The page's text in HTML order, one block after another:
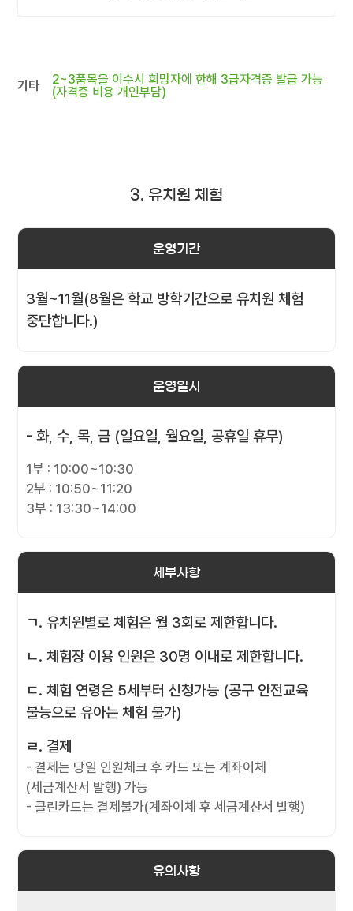
기타
2~3품목을 이수시 희망자에 한해 3급자격증 발급 가능
(자격증 비용 개인부담)
3. 유치원 체험
운영기간
3월~11월(8월은 학교 방학기간으로 유치원 체험
중단합니다.)
운영일시
- 화, 수, 목, 금 (일요일, 월요일, 공휴일 휴무)
1부 : 10:00~10:30
2부 : 10:50~11:20
3부 : 13:30~14:00
세부사항
ㄱ. 유치원별로 체험은 월 3회로 제한합니다.
ㄴ. 체험장 이용 인원은 30명 이내로 제한합니다.
ㄷ. 체험 연령은 5세부터 신청가능 (공구 안전교육
불능으로 유아는 체험 불가)
ㄹ. 결제
- 결제는 당일 인원체크 후 카드 또는 계좌이체
(세금계산서 발행) 가능
- 클린카드는 결제불가(계좌이체 후 세금계산서 발행)
유의사항